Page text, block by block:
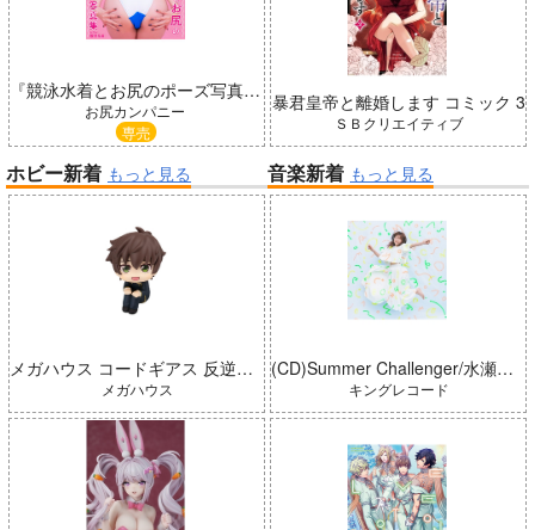
『競泳水着とお尻のポーズ写真集／皆月なる』作画資料・ポーズ集
お尻カンパニー
専売
暴君皇帝と離婚します コミック 3
ＳＢクリエイティブ
ホビー新着 もっと見る
メガハウス コードギアス 反逆のルルーシュ るかっぷ 枢木スザク 完成品
メガハウス
音楽新着 もっと見る
(CD)Summer Challenger/水瀬いのり
キングレコード